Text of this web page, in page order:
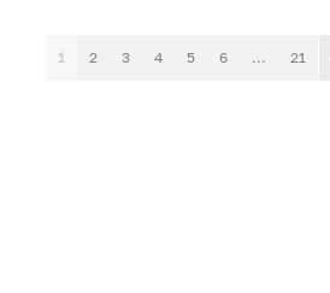
1 2 3 4 5 6 ... 21